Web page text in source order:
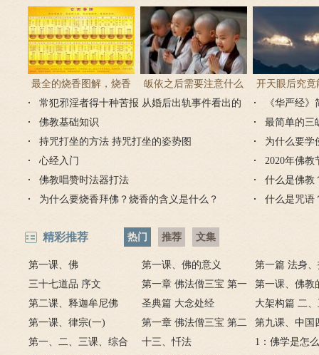
最全的烧香图解，烧香
有何含义与讲究？
皈依之后需要注意什么
吗 皈依佛门后的注意事
开天眼后究竟
么？
常犯邪淫者得十种苦报 从婚后出轨事件看出的
因果报应
《华严经
佛教基础知识
最简单的三
持咒打坐的方法 持咒打坐的姿势图
为什么要学
心经入门
2020年佛教
佛教唱赞时法器打法
什么是佛教
为什么要烧香拜佛？烧香的含义是什么？
什么是咒语
精彩推荐 热门 推荐 文集
第一课、佛 第一课、佛的意义
第一篇 法身
身
三十七道品 序文
第一章 佛法僧三宝 第一
节 何谓佛
第一课、佛教
第二课、释迦牟尼佛
(一)
圣典篇 大念处经
大架构篇 二
力
第一课、律宗(一)
第一章 佛法僧三宝 第二
节 释迎牟尼佛
第九课、中国
(一)
第一、二、三课、综合
十三、忏法
1：佛学是怎